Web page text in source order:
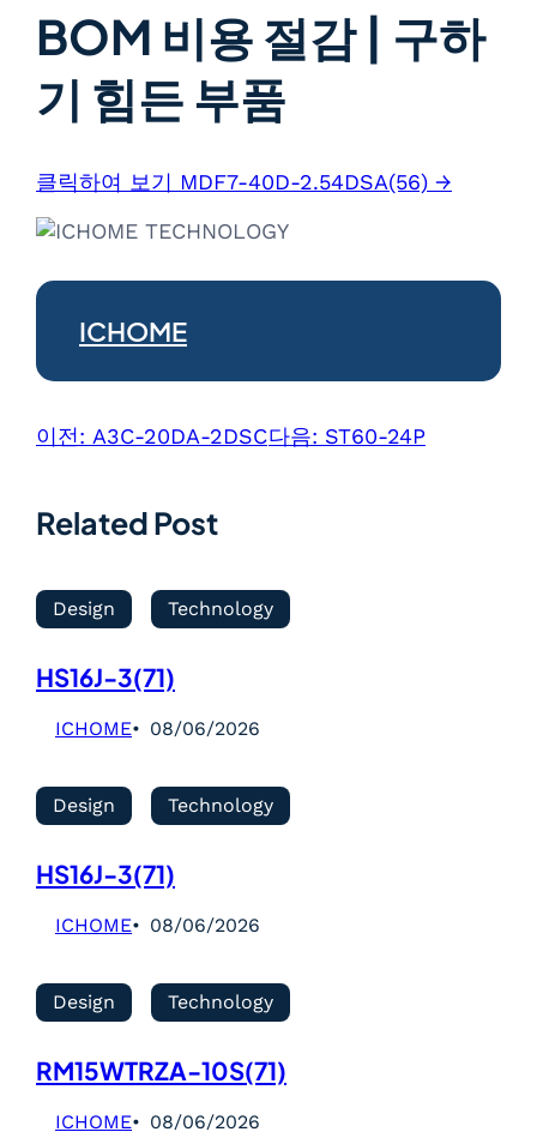
BOM 비용 절감 | 구하
기 힘든 부품
클릭하여 보기 MDF7-40D-2.54DSA(56) →
ICHOME
이전: A3C-20DA-2DSC다음: ST60-24P
Related Post
Design Technology
HS16J-3(71)
ICHOME 08/06/2026
Design Technology
HS16J-3(71)
ICHOME 08/06/2026
Design Technology
RM15WTRZA-10S(71)
ICHOME 08/06/2026